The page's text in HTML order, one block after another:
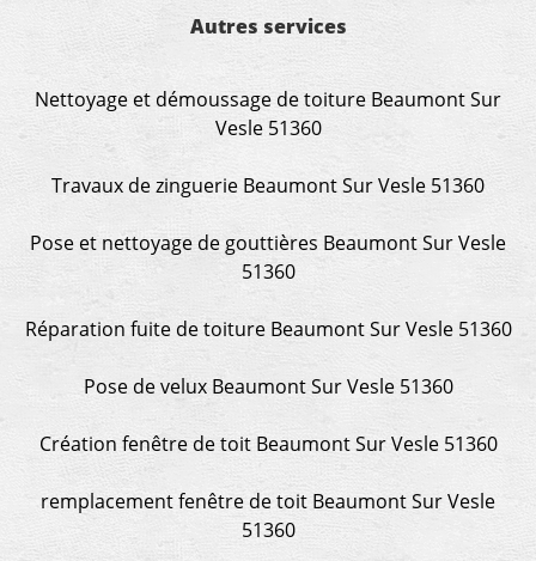
Autres services
Nettoyage et démoussage de toiture Beaumont Sur
Vesle 51360
Travaux de zinguerie Beaumont Sur Vesle 51360
Pose et nettoyage de gouttières Beaumont Sur Vesle
51360
Réparation fuite de toiture Beaumont Sur Vesle 51360
Pose de velux Beaumont Sur Vesle 51360
Création fenêtre de toit Beaumont Sur Vesle 51360
remplacement fenêtre de toit Beaumont Sur Vesle
51360